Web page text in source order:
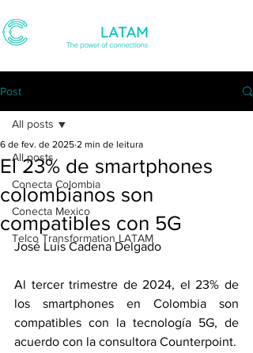
Post
All posts
Conecta Colombia
Conecta Mexico
Telco Transformation LATAM
All posts
El 23% de smartphones
colombianos son
compatibles con 5G
6 de fev. de 2025 2 min de leitura
José Luis Cadena Delgado
Al tercer trimestre de 2024, el 23% de
los smartphones en Colombia son
compatibles con la tecnología 5G, de
acuerdo con la consultora Counterpoint.